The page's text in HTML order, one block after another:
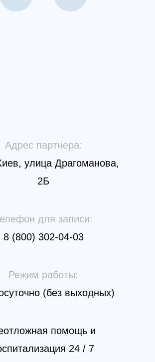
Адрес партнера:
улица Драгоманова,
2Б
для записи:
8 (800) 302-04-03
Режим работы:
(без выходных)
помощь и
24 / 7